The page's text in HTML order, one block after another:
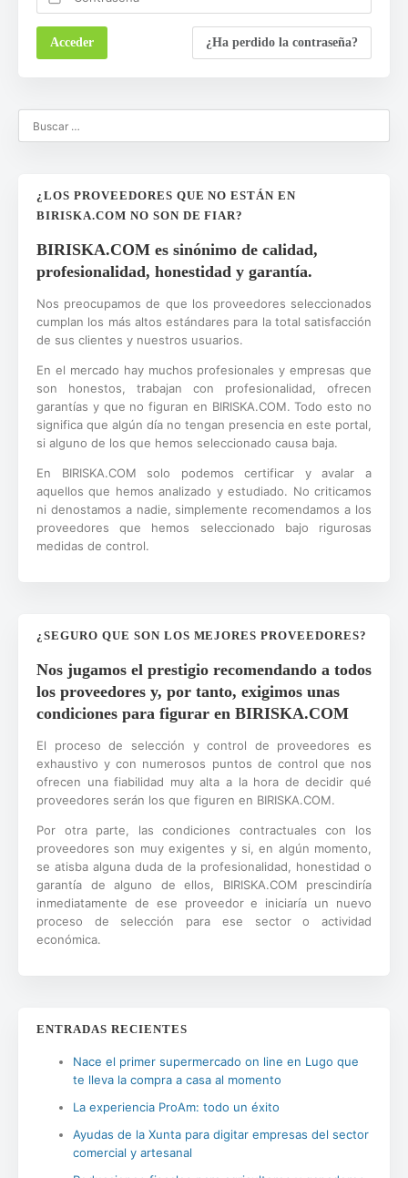
¿Ha perdido la contraseña?
¿LOS PROVEEDORES QUE NO ESTÁN EN
BIRISKA.COM NO SON DE FIAR?
BIRISKA.COM es sinónimo de calidad,
profesionalidad, honestidad y garantía.
Nos preocupamos de que los proveedores seleccionados
cumplan los más altos estándares para la total satisfacción
de sus clientes y nuestros usuarios.
En el mercado hay muchos profesionales y empresas que
son honestos, trabajan con profesionalidad, ofrecen
garantías y que no figuran en BIRISKA.COM. Todo esto no
significa que algún día no tengan presencia en este portal,
si alguno de los que hemos seleccionado causa baja.
En BIRISKA.COM solo podemos certificar y avalar a
aquellos que hemos analizado y estudiado. No criticamos
ni denostamos a nadie, simplemente recomendamos a los
proveedores que hemos seleccionado bajo rigurosas
medidas de control.
¿SEGURO QUE SON LOS MEJORES PROVEEDORES?
Nos jugamos el prestigio recomendando a todos
los proveedores y, por tanto, exigimos unas
condiciones para figurar en BIRISKA.COM
El proceso de selección y control de proveedores es
exhaustivo y con numerosos puntos de control que nos
ofrecen una fiabilidad muy alta a la hora de decidir qué
proveedores serán los que figuren en BIRISKA.COM.
Por otra parte, las condiciones contractuales con los
proveedores son muy exigentes y si, en algún momento,
se atisba alguna duda de la profesionalidad, honestidad o
garantía de alguno de ellos, BIRISKA.COM prescindiría
inmediatamente de ese proveedor e iniciaría un nuevo
proceso de selección para ese sector o actividad
económica.
ENTRADAS RECIENTES
Nace el primer supermercado on line en Lugo que
te lleva la compra a casa al momento
La experiencia ProAm: todo un éxito
Ayudas de la Xunta para digitar empresas del sector
comercial y artesanal